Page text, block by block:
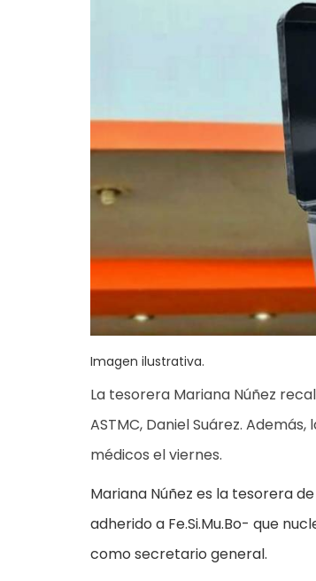
Imagen ilustrativa.
La tesorera Mariana Núñez
ASTMC, Daniel Suárez.
médicos el viernes.
Mariana Núñez es la tesorera
adherido a Fe.Si.Mu.Bo- que
como secretario general.